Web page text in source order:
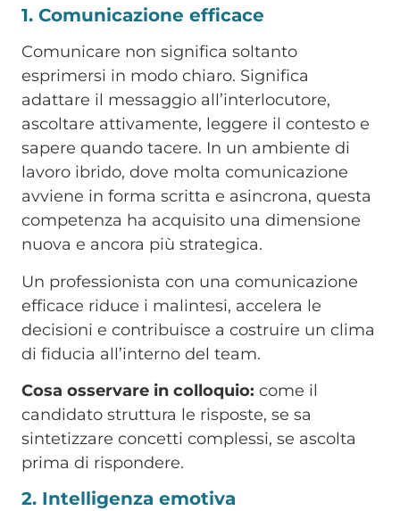
1. Comunicazione efficace
Comunicare non significa soltanto
esprimersi in modo chiaro. Significa
adattare il messaggio all’interlocutore,
ascoltare attivamente, leggere il contesto e
sapere quando tacere. In un ambiente di
lavoro ibrido, dove molta comunicazione
avviene in forma scritta e asincrona, questa
competenza ha acquisito una dimensione
nuova e ancora più strategica.
Un professionista con una comunicazione
efficace riduce i malintesi, accelera le
decisioni e contribuisce a costruire un clima
di fiducia all’interno del team.
Cosa osservare in colloquio: come il
candidato struttura le risposte, se sa
sintetizzare concetti complessi, se ascolta
prima di rispondere.
2. Intelligenza emotiva